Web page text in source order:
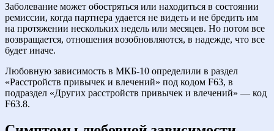
Заболевание может обостряться или находиться в состоянии
ремиссии, когда партнера удается не видеть и не бредить им
на протяжении нескольких недель или месяцев. Но потом все
возвращается, отношения возобновляются, в надежде, что все
будет иначе.
Любовную зависимость в МКБ-10 определили в раздел
«Расстройств привычек и влечений» под кодом F63, в
подраздел «Других расстройств привычек и влечений» — код
F63.8.